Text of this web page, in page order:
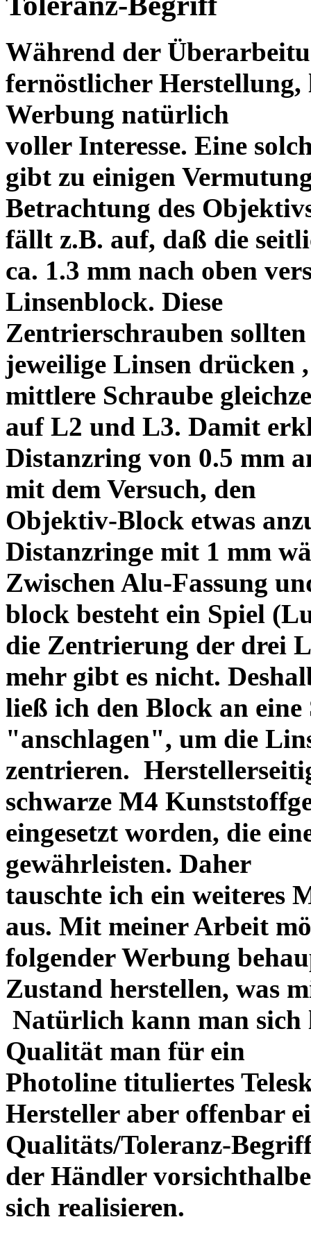
Während der
fernöstlicher Herstellung,
Werbung natürlich
voller Interesse. Eine
gibt zu einigen
Betrachtung des
fällt z.B. auf, daß die
ca. 1.3 mm nach oben
Linsenblock. Diese
Zentrierschrauben
jeweilige Linsen drücken
mittlere Schraube
auf L2 und L3. Damit
Distanzring von 0.5 mm
mit dem Versuch, den
Objektiv-Block etwas
Distanzringe mit 1 mm
Zwischen Alu-Fassung
block besteht ein Spiel
die Zentrierung der drei
mehr gibt es nicht.
ließ ich den Block an eine
"anschlagen", um die
zentrieren.
schwarze M4
eingesetzt worden, die
gewährleisten. Daher
tauschte ich ein weiteres
aus. Mit meiner Arbeit
folgender Werbung
Zustand herstellen, was
Natürlich kann man sich
Qualität man für ein
Photoline tituliertes
Hersteller aber offenbar
Qualitäts/Toleranz-
der Händler
sich realisieren.